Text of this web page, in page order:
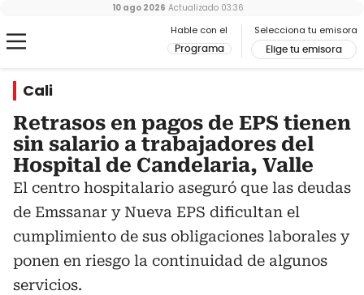
Hable con el
Programa
Selecciona tu emisora
Elige tu emisora
10 ago 2026 Actualizado 03:36
Cali
Retrasos en pagos de EPS tienen
sin salario a trabajadores del
Hospital de Candelaria, Valle
El centro hospitalario aseguró que las deudas
de Emssanar y Nueva EPS dificultan el
cumplimiento de sus obligaciones laborales y
ponen en riesgo la continuidad de algunos
servicios.